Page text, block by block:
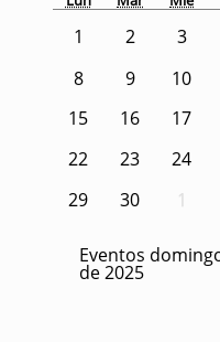
1 2 3
8
9 10
15
16 17
22
23 24
29
30 1
Eventos
de 2025